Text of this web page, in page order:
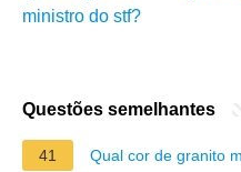
ministro do stf?
Questões semelhantes
41 Qual cor de granito